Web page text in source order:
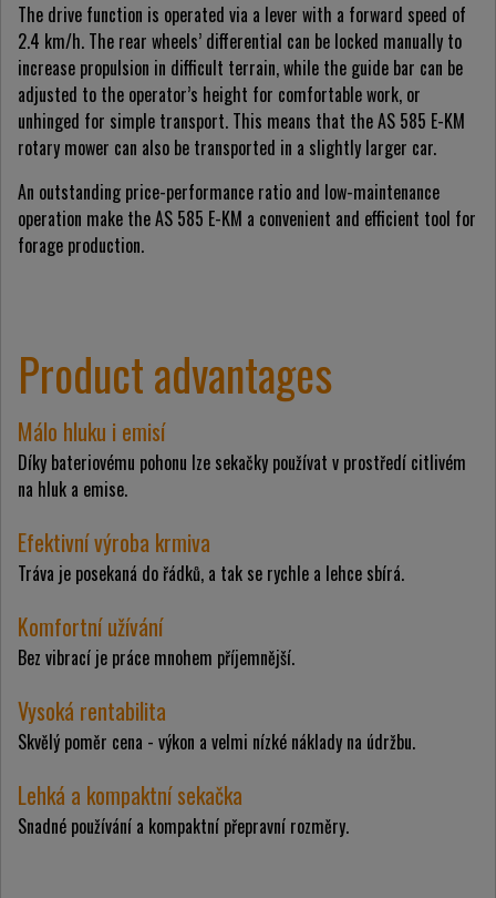
The drive function is operated via a lever with a forward speed of
2.4 km/h. The rear wheels’ differential can be locked manually to
increase propulsion in difficult terrain, while the guide bar can be
adjusted to the operator’s height for comfortable work, or
unhinged for simple transport. This means that the AS 585 E-KM
rotary mower can also be transported in a slightly larger car.
An outstanding price-performance ratio and low-maintenance
operation make the AS 585 E-KM a convenient and efficient tool for
forage production.
Product advantages
Málo hluku i emisí
Díky bateriovému pohonu lze sekačky používat v prostředí citlivém
na hluk a emise.
Efektivní výroba krmiva
Tráva je posekaná do řádků, a tak se rychle a lehce sbírá.
Komfortní užívání
Bez vibrací je práce mnohem příjemnější.
Vysoká rentabilita
Skvělý poměr cena - výkon a velmi nízké náklady na údržbu.
Lehká a kompaktní sekačka
Snadné používání a kompaktní přepravní rozměry.